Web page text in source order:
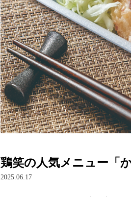
鶏笑の人気メニュー「
2025.06.17